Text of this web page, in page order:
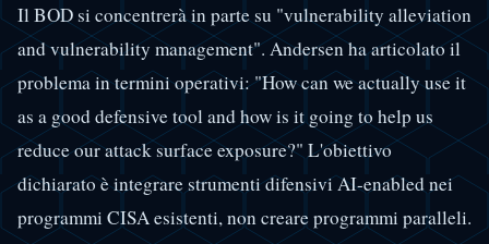
Il BOD si concentrerà in parte su "vulnerability alleviation
and vulnerability management". Andersen ha articolato il
problema in termini operativi: "How can we actually use it
as a good defensive tool and how is it going to help us
reduce our attack surface exposure?" L'obiettivo
dichiarato è integrare strumenti difensivi AI-enabled nei
programmi CISA esistenti, non creare programmi paralleli.